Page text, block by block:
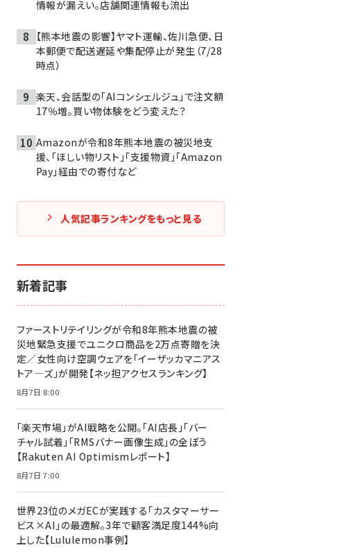
情報が漏えい。店舗関連情報も流出
【熊本地震の影響】ヤマト運輸、佐川急便、日
本郵便で配送遅延や集配停止が発生（7/28
時点）
楽天、会話型の「AIコンシェルジュ」で注文額
17％増。買い物体験をどう変えた？
Amazonが令和8年熊本地震の被災地支
援、「ほしい物リスト」「支援物資」「Amazon
Pay」経由での寄付など
人気記事ランキングをもっと見る
新着記事
ファーストリテイリングが令和8年熊本地震の被
災地緊急支援でユニクロ商品を2万点寄贈を決
定／女性向け空調ウェアを「イーザッカマニアス
トア―ズ」が開発【ネッ担アクセスランキング】
8月7日 8:00
「楽天市場」がAI戦略を公開。「AI店長」「バー
チャル試着」「RMSバナー画像生成」の全ぼう
【Rakuten AI Optimismレポート】
8月7日 7:00
世界23位のメガECが実践する「カスタマーサー
ビス×AI」の最適解。3年で顧客満足度144%向
上した【Lululemon事例】